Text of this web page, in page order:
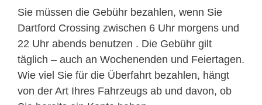
Sie müssen die Gebühr bezahlen, wenn Sie
Dartford Crossing zwischen 6 Uhr morgens und
22 Uhr abends benutzen . Die Gebühr gilt
täglich – auch an Wochenenden und Feiertagen.
Wie viel Sie für die Überfahrt bezahlen, hängt
von der Art Ihres Fahrzeugs ab und davon, ob